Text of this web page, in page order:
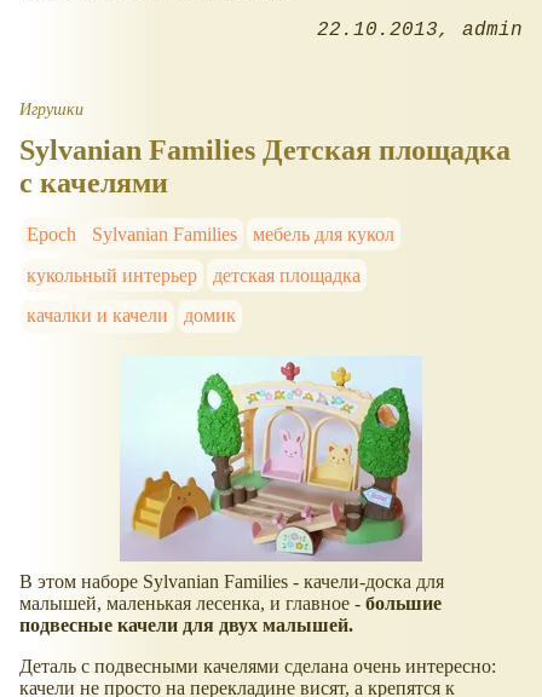
22.10.2013 admin
Игрушки
Sylvanian Families Детская площадка
с качелями
Epoch Sylvanian Families
мебель для кукол
кукольный интерьер
детская площадка
качалки и качели
домик
В этом наборе Sylvanian Families - качели-доска для
малышей, маленькая лесенка, и главное - большие
подвесные качели для двух малышей.
Деталь с подвесными качелями сделана очень интересно:
качели не просто на перекладине висят, а крепятся к